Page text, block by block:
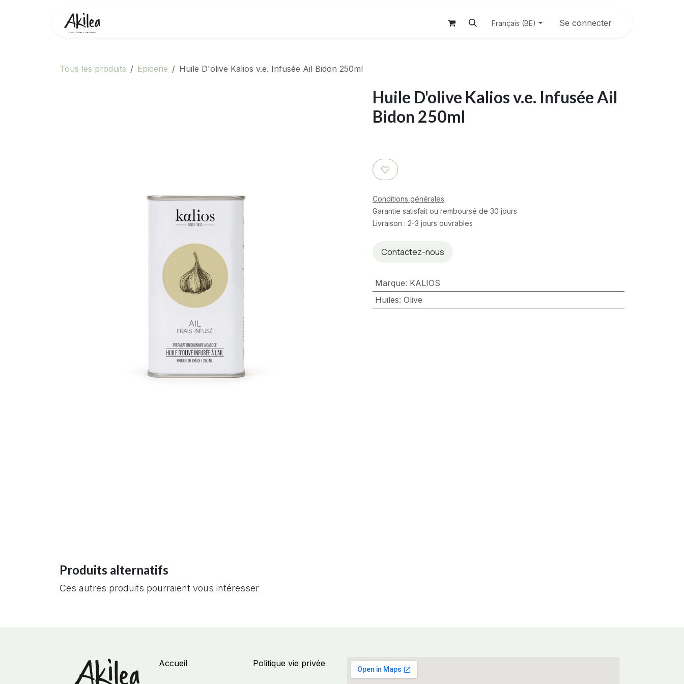
Français (BE) Se connecter
Tous les produits Epicerie Huile D'olive Kalios v.e. Infusée Ail Bidon 250ml
Huile D'olive Kalios v.e. Infusée Ail
Bidon 250ml
Conditions générales
Garantie satisfait ou remboursé de 30 jours
Livraison : 2-3 jours ouvrables
Contactez-nous
Marque: KALIOS
Huiles: Olive
Produits alternatifs
Ces autres produits pourraient vous intéresser
Politique vie privée
Accueil